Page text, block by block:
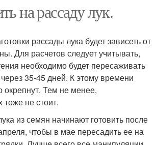
на рассаду лук.
рассады лука будет зависеть от
Для расчетов следует учитывать,
необходимо будет пересаживать
35-45 дней. К этому времени
окрепнут. Тем не менее,
тоже не стоит.
из семян начинают готовить после
чтобы в мае пересадить ее на